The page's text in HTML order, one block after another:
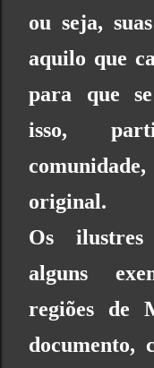
ou seja,
aquilo que
para que
isso,
original.
Os ilustres
alguns
regiões de
documento,